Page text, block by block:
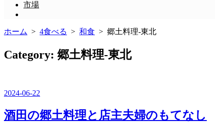
市場
ュ
閉
ホーム > 4食べる > 和食 > 郷土料理-東北
Category: 郷土料理-東北
2024-06-22
酒田の郷土料理と店主夫婦のもてなし